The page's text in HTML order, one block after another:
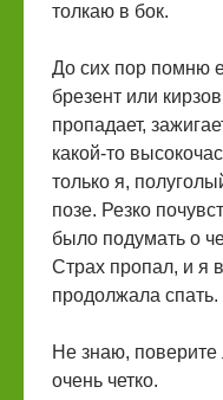
толкаю в бок.
До сих пор помню
брезент или
пропадает,
какой-то
только я,
позе. Резко
было подумать о
Страх пропал, и я
продолжала спать.
Не знаю,
очень четко.